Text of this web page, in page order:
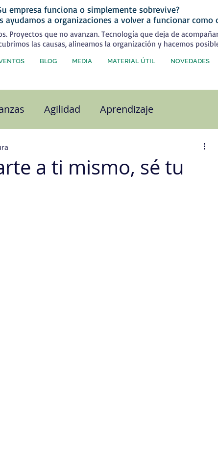
empresa funciona o simplemente sobrevive?
ayudamos a organizaciones a volver a funcionar como
Proyectos que no avanzan. Tecnología que deja de
las causas, alineamos la organización y hacemos
BLOG MEDIA MATERIAL ÚTIL NOVEDADES
Agilidad Aprendizaje
Humano
a ti mismo, sé tu